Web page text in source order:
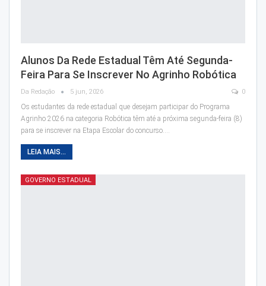
Alunos Da Rede Estadual Têm Até Segunda-
Feira Para Se Inscrever No Agrinho Robótica
Da Redação 5 jun, 2026 0
Os estudantes da rede estadual que desejam participar do Programa
Agrinho 2026 na categoria Robótica têm até a próxima segunda-feira (8)
para se inscrever na Etapa Escolar do concurso.…
LEIA MAIS...
GOVERNO ESTADUAL